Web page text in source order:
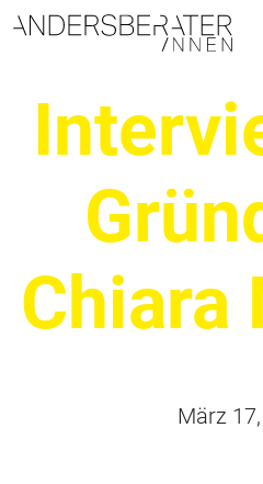
Hauptnavigation
Chiara
März